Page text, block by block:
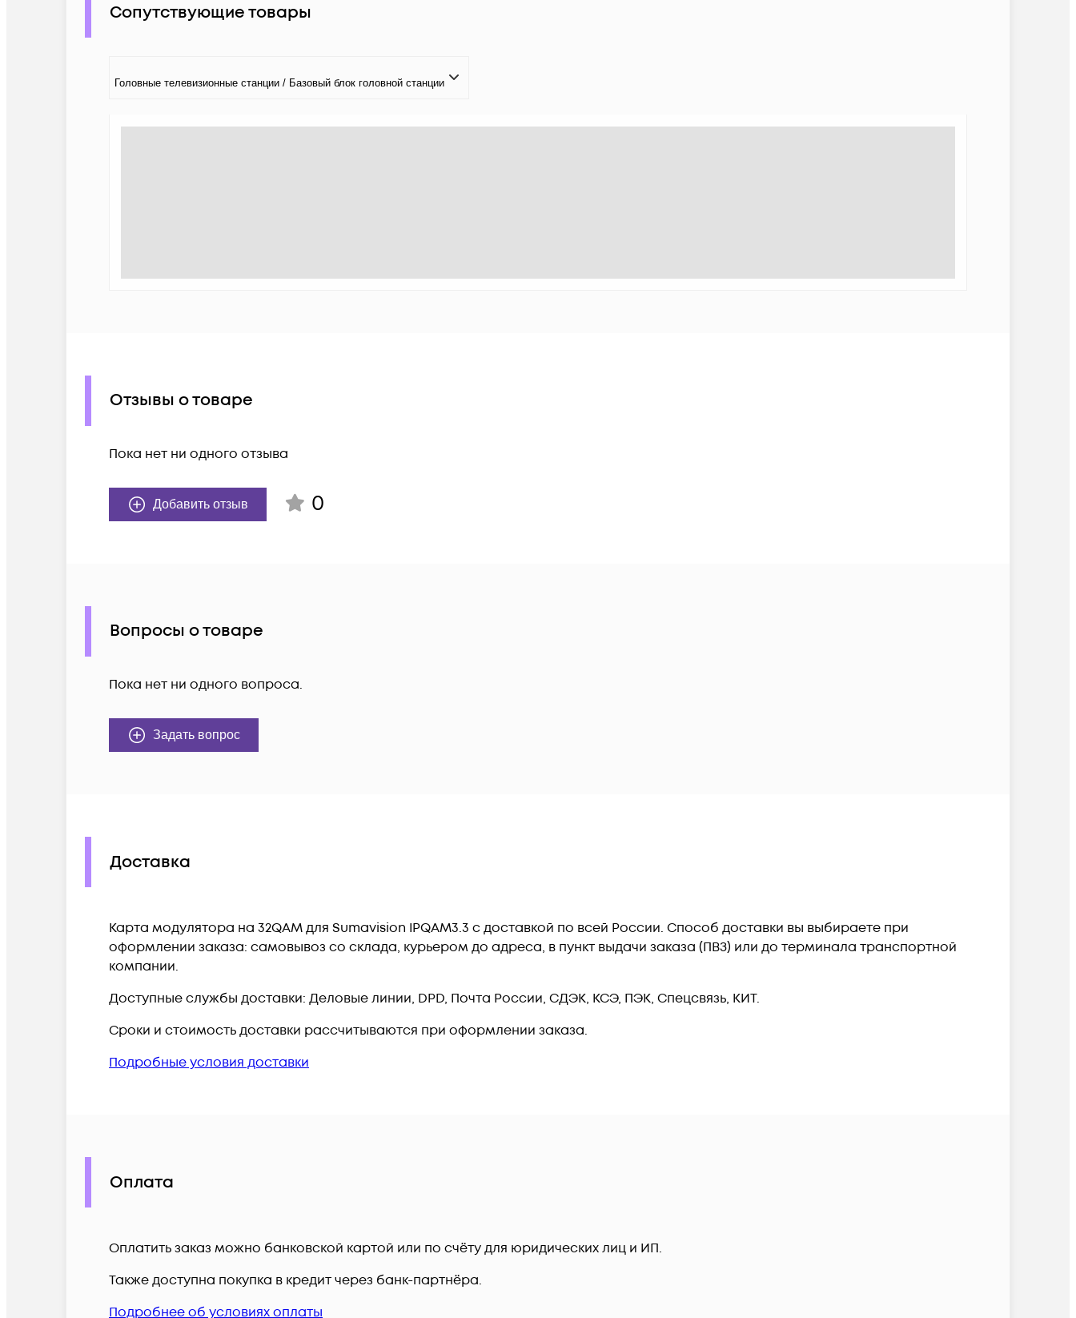
Сопутствующие товары
Головные телевизионные станции / Базовый блок головной станции
Отзывы о товаре
Пока нет ни одного отзыва
Добавить отзыв 0
Вопросы о товаре
Пока нет ни одного вопроса.
Задать вопрос
Доставка
Карта модулятора на 32QAM для Sumavision IPQAM3.3 c доставкой по всей России. Способ доставки вы выбираете при
оформлении заказа: самовывоз со склада, курьером до адреса, в пункт выдачи заказа (ПВЗ) или до терминала транспортной
компании.
Доступные службы доставки: Деловые линии, DPD, Почта России, СДЭК, КСЭ, ПЭК, Спецсвязь, КИТ.
Сроки и стоимость доставки рассчитываются при оформлении заказа.
Подробные условия доставки
Оплата
Оплатить заказ можно банковской картой или по счёту для юридических лиц и ИП.
Также доступна покупка в кредит через банк-партнёра.
Подробнее об условиях оплаты